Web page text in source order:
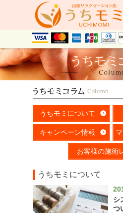
うちモミについて
キャンペーン情報
お客様の施術
うちモミについて
シ
つ